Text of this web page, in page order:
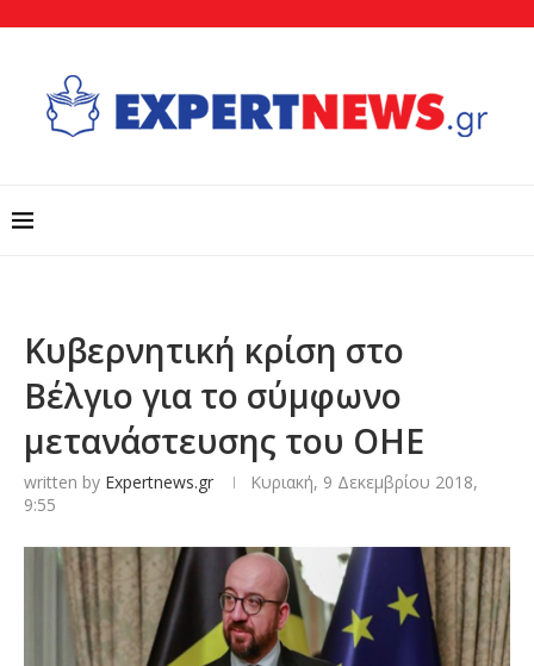
Κυβερνητική κρίση στο
Βέλγιο για το σύμφωνο
μετανάστευσης του ΟΗΕ
written by Expertnews.gr
Κυριακή, 9 Δεκεμβρίου 2018,
9:55